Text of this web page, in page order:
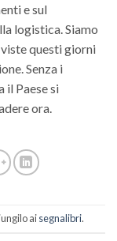
e sul
logistica. Siamo
questi giorni
Senza i
il Paese si
ora.
aisegnalibri.